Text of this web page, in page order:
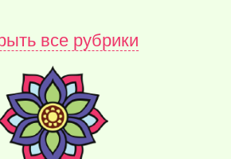
все рубрики